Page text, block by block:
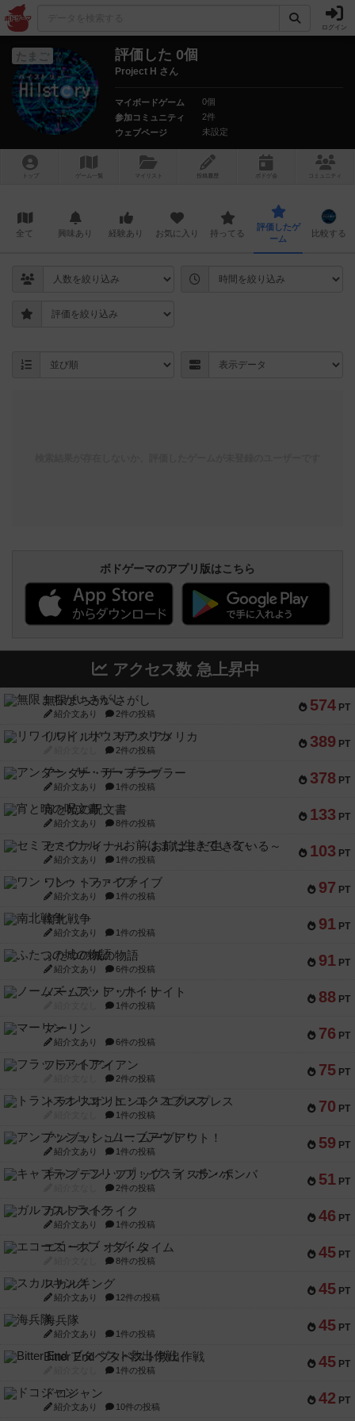
ログイン
たまご 評価した 0個
Project H さん
マイボードゲーム
0個
参加コミュニティ
2件
ウェブページ
未設定
トップ ゲーム一覧 マイリスト 投稿履歴 ボ ドゲ コミュニティ
全て 興味あり 経験あり お気に入り 持ってる
評価したゲ
ーム
比較する
ボドゲーマのアプリ版はこちら
アクセス数 急上昇中
574 PT
無限まちがいさがし
紹介文あり 2件の投稿
389 PT
リワイルド：サウスアメリカ
2件の投稿
378 PT
アンダー・ザ・テーブラー
紹介文あり 1件の投稿
133 PT
宵と暁の呪文書
紹介文あり 8件の投稿
103 PT
セミファイナル ～お前はまだ生きている～
紹介文あり 1件の投稿
97 PT
ワン・トゥ・ファイブ
紹介文あり 1件の投稿
91 PT
南北戦争
紹介文あり 1件の投稿
91 PT
ふたつの城の物語
紹介文あり 6件の投稿
88 PT
ノームズ・アット・ナイト
1件の投稿
76 PT
マーリン
紹介文あり 6件の投稿
75 PT
フラットアイアン
2件の投稿
70 PT
トランスオリエント・エクスプレス
1件の投稿
59 PT
アンブッシュ！：ムーブアウト！
紹介文あり 1件の投稿
51 PT
キャプテン・フリップ：イスラ・ボンバ
2件の投稿
46 PT
ガルフストライク
紹介文あり 1件の投稿
45 PT
エコーズ・オブ・タイム
8件の投稿
45 PT
スカルキング
紹介文あり 12件の投稿
45 PT
海兵隊
紹介文あり 1件の投稿
45 PT
Bitter End ブタペスト救出作戦
1件の投稿
42 PT
ドコジャン
紹介文あり 10件の投稿